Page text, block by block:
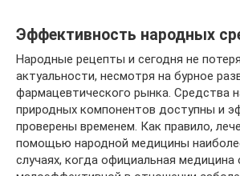
Эффективность народных
Народные рецепты и сегодня не
актуальности, несмотря на бурное
фармацевтического рынка. Средства
природных компонентов доступны и
проверены временем. Как правило,
помощью народной медицины
случаях, когда официальная медицина